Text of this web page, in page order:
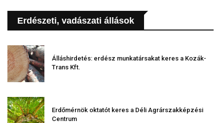
Erdészeti, vadászati állások
Álláshirdetés: erdész munkatársakat keres a Kozák-
Trans Kft.
Erdőmérnök oktatót keres a Déli Agrárszakképzési
Centrum